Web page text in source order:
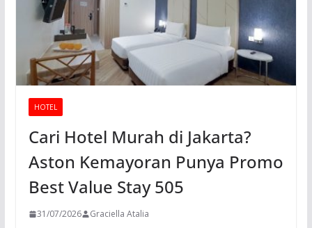
HOTEL
Cari Hotel Murah di Jakarta?
Aston Kemayoran Punya Promo
Best Value Stay 505
31/07/2026 Graciella Atalia